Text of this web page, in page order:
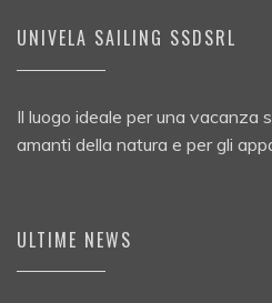
UNIVELA SAILING SSDSRL
Il luogo ideale per una vacanza
amanti della natura e per gli
ULTIME NEWS